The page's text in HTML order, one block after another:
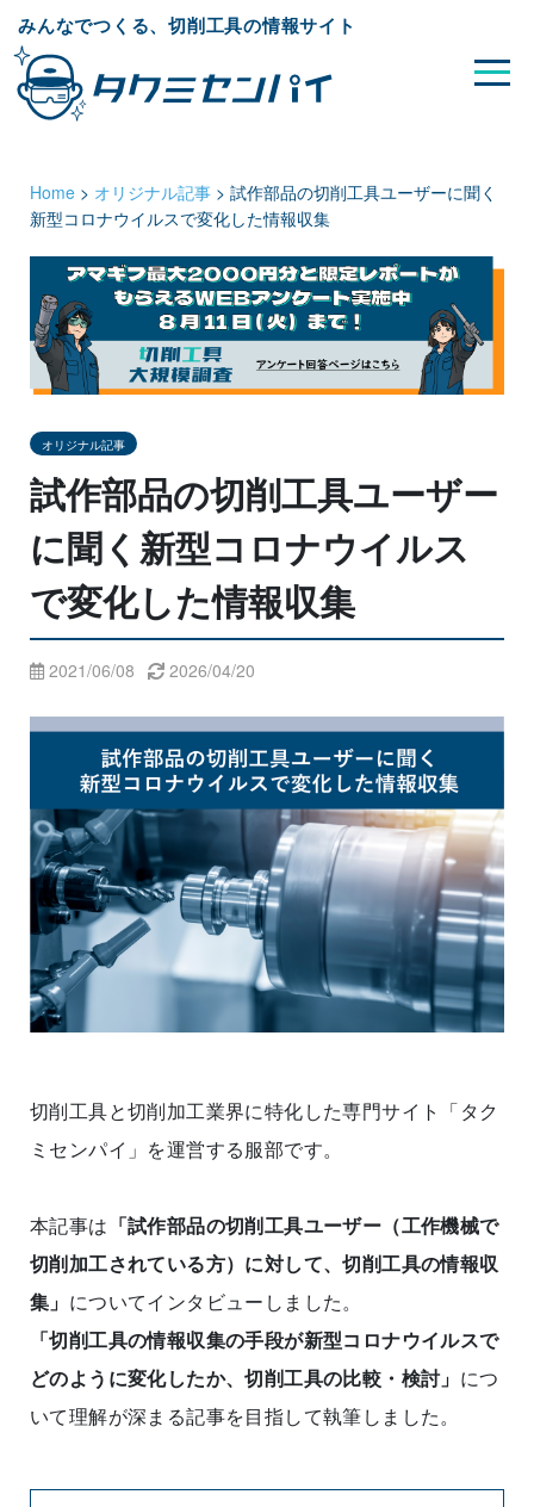
みんなでつくる、切削工具の情報サイト
Home > オリジナル記事 > 試作部品の切削工具ユーザーに聞く
新型コロナウイルスで変化した情報収集
オリジナル記事
試作部品の切削工具ユーザー
に聞く新型コロナウイルス
で変化した情報収集
2021/06/08 2026/04/20
切削工具と切削加工業界に特化した専門サイト「タク
ミセンパイ」を運営する服部です。
本記事は 「試作部品の切削工具ユーザー（工作機械で
切削加工されている方）に対して、切削工具の情報収
集」 についてインタビューしました。
「切削工具の情報収集の手段が新型コロナウイルスで
どのように変化したか、切削工具の比較・検討」 につ
いて理解が深まる記事を目指して執筆しました。